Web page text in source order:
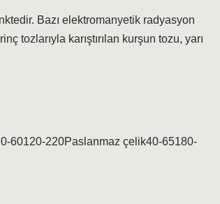
Bazı elektromanyetik radyasyon
tozlarıyla karıştırılan kurşun tozu, yarı
60120-220Paslanmaz çelik40-65180-